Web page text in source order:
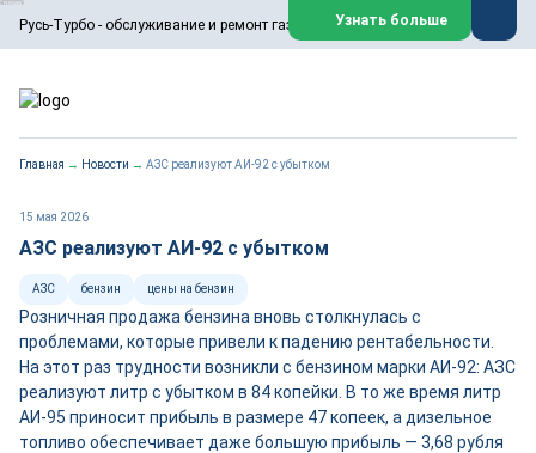
Русь-Турбо - обслуживание и ремонт газовых паровых турбин
ООО «Русь-Турбо» занимается сервисом газовых и паровых
турбин, комплексным ремонтом, восстановлением,
техническим обслуживанием оборудования ТЭС,
работают на нефтегазовых, нефтехимических,
металлургических и других предприятиях.
Реклама. ООО «Русь-Турбо», ИНН 7802588950
Узнать больше
Главная → Новости → АЗС реализуют АИ-92 с убытком
15 мая 2026
АЗС реализуют АИ-92 с убытком
АЗС бензин цены на бензин
Розничная продажа бензина вновь столкнулась с
проблемами, которые привели к падению рентабельности.
На этот раз трудности возникли с бензином марки АИ-92: АЗС
реализуют литр с убытком в 84 копейки. В то же время литр
АИ-95 приносит прибыль в размере 47 копеек, а дизельное
топливо обеспечивает даже большую прибыль — 3,68 рубля